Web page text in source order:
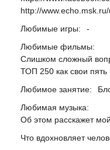
http://
Любимые игры:
-
Любимые фильмы:
Слишком сложный
ТОП 250 как свои пять
Любимое занятие:
Любимая музыка:
Об этом расскажет
Что вдохновляет